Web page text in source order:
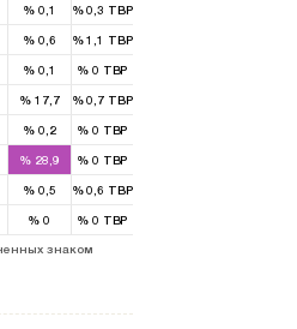
%0,1 %0,3 TBP
%0,6 %1,1 TBP
%0,1 % 0 TBP
%17,7 %0,7 TBP
%0,2 % 0 TBP
%28,9 % 0 TBP
%0,5 %0,6 TBP
% 0 % 0 TBP
знаком